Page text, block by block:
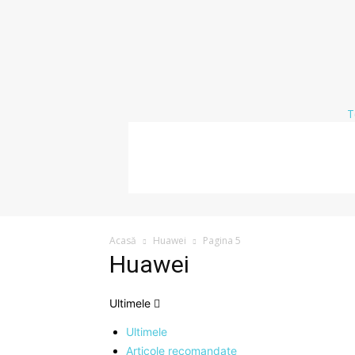
Acasă Huawei Pagina 5
Huawei
Ultimele
Ultimele
Articole recomandate